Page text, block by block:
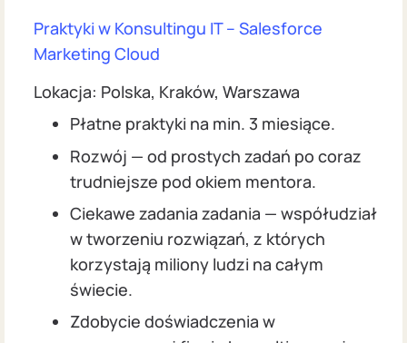
Praktyki w Konsultingu IT – Salesforce
Marketing Cloud
Lokacja: Polska, Kraków, Warszawa
Płatne praktyki na min. 3 miesiące.
Rozwój — od prostych zadań po coraz
trudniejsze pod okiem mentora.
Ciekawe zadania zadania — współudział
w tworzeniu rozwiązań, z których
korzystają miliony ludzi na całym
świecie.
Zdobycie doświadczenia w